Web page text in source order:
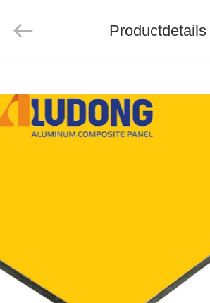
PRODUCTEN
Co.,
Reserved.
Productdetails